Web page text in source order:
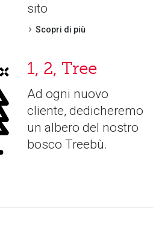
sito
Scopri di più
1, 2, Tree
Ad ogni nuovo
cliente, dedicheremo
un albero del nostro
bosco Treebù.